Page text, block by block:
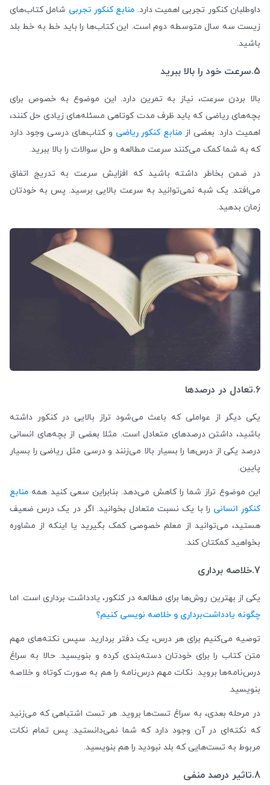
داوطلبان کنکور تجربی اهمیت دارد. منابع کنکور تجربی شامل کتاب‌های
زیست سه سال متوسطه دوم است. این کتاب‌ها را باید خط به خط بلد
باشید.
5.سرعت خود را بالا ببرید
بالا بردن سرعت، نیاز به تمرین دارد. این موضوع به خصوص برای
بچه‌های ریاضی که باید ظرف مدت کوتاهی مسئله‌های زیادی حل کنند،
اهمیت دارد. بعضی از منابع کنکور ریاضی و کتاب‌های درسی وجود دارد
که به شما کمک می‌کنند سرعت مطالعه و حل سوالات را بالا ببرید.
در ضمن بخاطر داشته باشید که افزایش سرعت به تدریج اتفاق
می‌افتد. یک شبه نمی‌توانید به سرعت بالایی برسید. پس به خودتان
زمان بدهید.
6.تعادل در درصد‌ها
یکی دیگر از عواملی که باعث می‌شود تراز بالایی در کنکور داشته
باشید، داشتن درصدهای متعادل است. مثلا بعضی از بچه‌های انسانی
درصد یکی از درس‌ها را بسیار بالا می‌زنند و درسی مثل ریاضی را بسیار
پایین.
این موضوع تراز شما را کاهش می‌دهد. بنابراین سعی کنید همه منابع
کنکور انسانی را با یک نسبت متعادل بخوانید. اگر در یک درس ضعیف
هستید، می‌توانید از معلم خصوصی کمک بگیرید یا اینکه از مشاوره
بخواهید کمکتان کند.
7.خلاصه برداری
یکی از بهترین روش‌ها برای مطالعه در کنکور، یادداشت برداری است. اما
چگونه یادداشت‌برداری و خلاصه نویسی کنیم؟
توصیه می‌کنیم برای هر درس، یک دفتر بردارید. سپس نکته‌های مهم
متن کتاب را برای خودتان دسته‌بندی کرده و بنویسید. حالا به سراغ
درس‌نامه‌ها بروید. نکات مهم درس‌نامه را هم به صورت کوتاه و خلاصه
بنویسید.
در مرحله بعدی، به سراغ تست‌ها بروید. هر تست اشتباهی که می‌زنید
که نکته‌ای در آن وجود دارد که شما نمی‌دانستید. پس تمام نکات
مربوط به تست‌هایی که بلد نبودید را هم بنویسید.
8.تاثیر درصد منفی